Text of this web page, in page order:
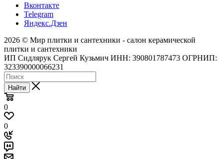
Вконтакте
Telegram
Яндекс.Дзен
2026 © Мир плитки и сантехники - салон керамической
плитки и сантехники
ИП Сидлярук Сергей Кузьмич ИНН: 390801787473 ОГРНИП:
323390000066231
Найти
0
0